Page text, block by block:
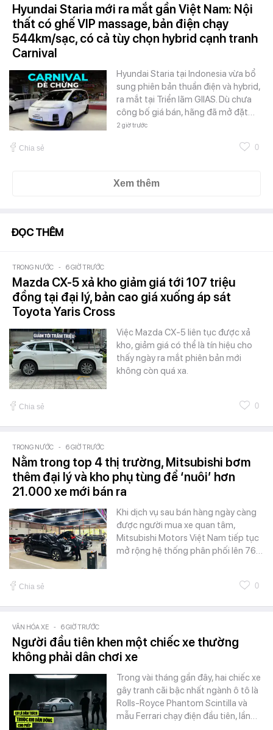
Hyundai Staria mới ra mắt gần Việt Nam: Nội
thất có ghế VIP massage, bản điện chạy
544km/sạc, có cả tùy chọn hybrid cạnh tranh
Carnival
Hyundai Staria tại Indonesia vừa bổ
sung phiên bản thuần điện và hybrid,
ra mắt tại Triển lãm GIIAS. Dù chưa
công bố giá bán, hãng đã mở đặt…
2 giờ trước
Chia sẻ 0
Xem thêm
ĐỌC THÊM
TRONG NƯỚC - 6 GIỜ TRƯỚC
Mazda CX-5 xả kho giảm giá tới 107 triệu
đồng tại đại lý, bản cao giá xuống áp sát
Toyota Yaris Cross
Việc Mazda CX-5 liên tục được xả
kho, giảm giá có thể là tín hiệu cho
thấy ngày ra mắt phiên bản mới
không còn quá xa.
Chia sẻ 0
TRONG NƯỚC - 6 GIỜ TRƯỚC
Nằm trong top 4 thị trường, Mitsubishi bơm
thêm đại lý và kho phụ tùng để ‘nuôi’ hơn
21.000 xe mới bán ra
Khi dịch vụ sau bán hàng ngày càng
được người mua xe quan tâm,
Mitsubishi Motors Việt Nam tiếp tục
mở rộng hệ thống phân phối lên 76…
Chia sẻ 0
VĂN HÓA XE - 6 GIỜ TRƯỚC
Người đầu tiên khen một chiếc xe thường
không phải dân chơi xe
Trong vài tháng gần đây, hai chiếc xe
gây tranh cãi bậc nhất ngành ô tô là
Rolls-Royce Phantom Scintilla và
mẫu Ferrari chạy điện đầu tiên, lần…